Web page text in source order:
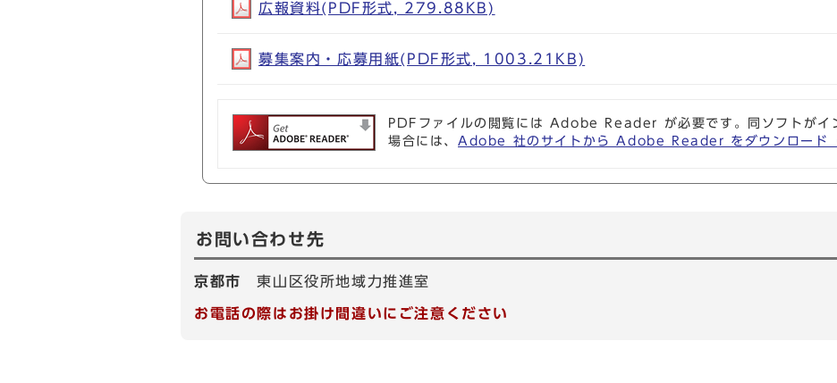
広報資料(PDF形式, 279.88KB)
募集案内・応募用紙(PDF形式, 1003.21KB)
PDFファイルの閲覧には Adobe Reader が必要です。同ソフトがイ
場合には、 Adobe 社のサイトから Adobe Reader をダウンロード（
お問い合わせ先
京都市東山区役所地域力推進室
お電話の際はお掛け間違いにご注意ください